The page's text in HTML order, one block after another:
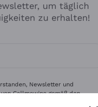
Gavi
um täglich
zu erhalten!
zum Erhalt von
Newsletter und
Callmewine gemäß den -